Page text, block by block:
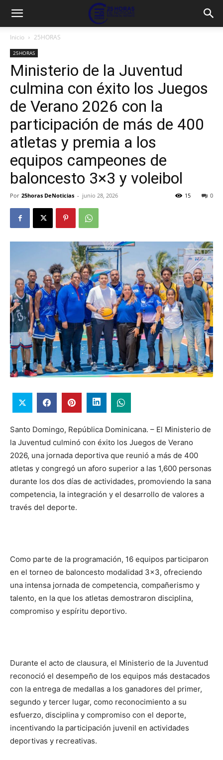
Inicio 25HORAS
25HORAS
Ministerio de la Juventud
culmina con éxito los Juegos
de Verano 2026 con la
participación de más de 400
atletas y premia a los
equipos campeones de
baloncesto 3×3 y voleibol
Por 25horas DeNoticias - junio 28, 2026 0
15
Santo Domingo, República Dominicana. – El Ministerio de
la Juventud culminó con éxito los Juegos de Verano
2026, una jornada deportiva que reunió a más de 400
atletas y congregó un aforo superior a las 1,600 personas
durante los dos días de actividades, promoviendo la sana
competencia, la integración y el desarrollo de valores a
través del deporte.
Como parte de la programación, 16 equipos participaron
en el torneo de baloncesto modalidad 3×3, ofreciendo
una intensa jornada de competencia, compañerismo y
talento, en la que los atletas demostraron disciplina,
compromiso y espíritu deportivo.
Durante el acto de clausura, el Ministerio de la Juventud
reconoció el desempeño de los equipos más destacados
con la entrega de medallas a los ganadores del primer,
segundo y tercer lugar, como reconocimiento a su
esfuerzo, disciplina y compromiso con el deporte,
incentivando la participación juvenil en actividades
deportivas y recreativas.